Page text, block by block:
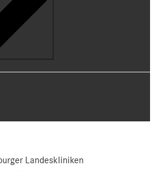
Landeskliniken